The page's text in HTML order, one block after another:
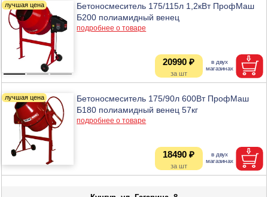
Бетоносмеситель 175/115л 1,2кВт ПрофМаш
Б200 полиамидный венец
подробнее о товаре
20990 ₽
Бетоносмеситель 175/90л 600Вт ПрофМаш
Б180 полиамидный венец 57кг
подробнее о товаре
18490 ₽